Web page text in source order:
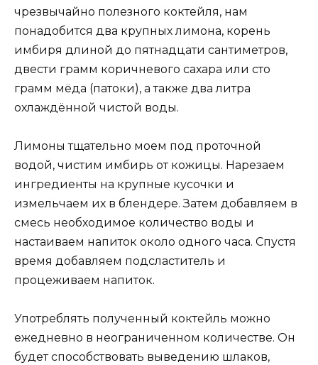
чрезвычайно полезного коктейля, нам
понадобится два крупных лимона, корень
имбиря длиной до пятнадцати сантиметров,
двести грамм коричневого сахара или сто
грамм мёда (патоки), а также два литра
охлаждённой чистой воды.
Лимоны тщательно моем под проточной
водой, чистим имбирь от кожицы. Нарезаем
ингредиенты на крупные кусочки и
измельчаем их в блендере. Затем добавляем в
смесь необходимое количество воды и
настаиваем напиток около одного часа. Спустя
время добавляем подсластитель и
процеживаем напиток.
Употреблять полученный коктейль можно
ежедневно в неограниченном количестве. Он
будет способствовать выведению шлаков,